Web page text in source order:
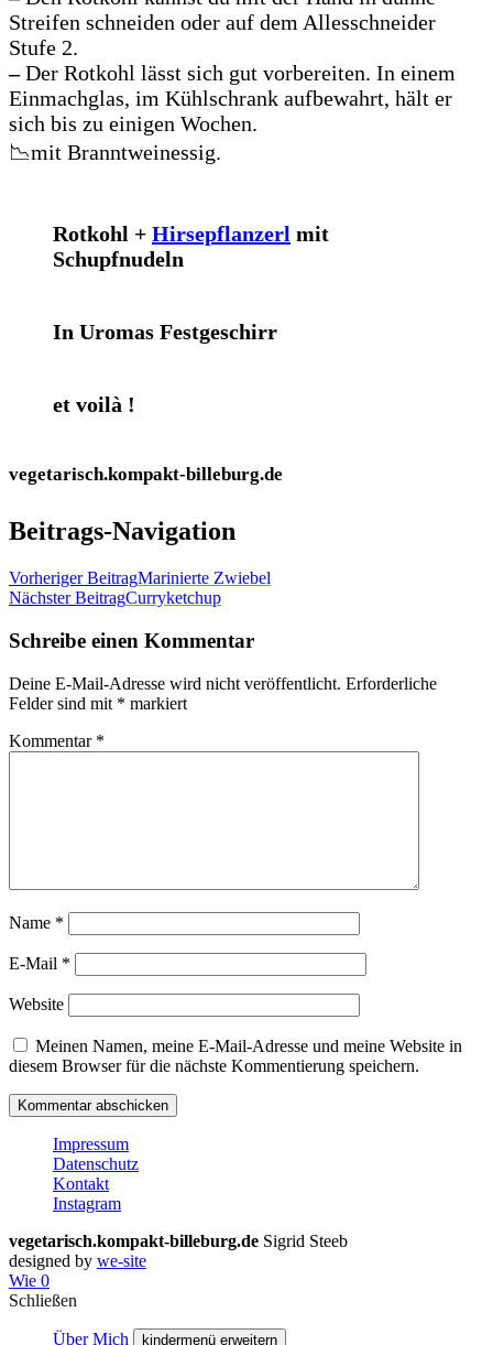
Streifen schneiden oder auf dem Allesschneider
Stufe 2.
–Der Rotkohl lässt sich gut vorbereiten. In einem
Einmachglas, im Kühlschrank aufbewahrt, hält er
sich bis zu einigen Wochen.
📉mit Branntweinessig.
Rotkohl + Hirsepflanzerl mit
Schupfnudeln
In Uromas Festgeschirr
et voilà !
vegetarisch.kompakt-billeburg.de
Beitrags-Navigation
Vorheriger BeitragMarinierte Zwiebel
Nächster BeitragCurryketchup
Schreibe einen Kommentar
Deine E-Mail-Adresse wird nicht veröffentlicht. Erforderliche
Felder sind mit * markiert
Kommentar *
Name *
E-Mail *
Website
Meinen Namen, meine E-Mail-Adresse und meine Website in
diesem Browser für die nächste Kommentierung speichern.
Impressum
Datenschutz
Kontakt
Instagram
vegetarisch.kompakt-billeburg.de Sigrid Steeb
designed by we-site
Wie 0
Schließen
Über Mich kindermenü erweitern